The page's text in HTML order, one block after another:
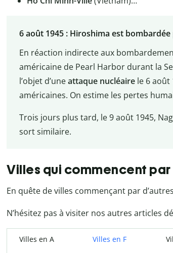
6 août 1945 : Hiroshima est
En réaction indirecte aux
américaine de Pearl Harbor durant la
l’objet d’uneattaque nucléairele 6 août
américaines. On estime les pertes
Trois jours plus tard, le 9 août 1945,
sort similaire.
Villes qui commencent par
En quête de villes commençant par
N’hésitez pas à visiter nos autres articles
Villes en A Villes en F